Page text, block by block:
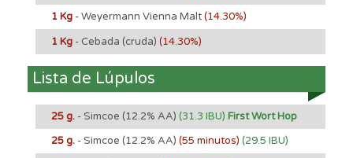
1 Kg - Weyermann Vienna Malt(14.30%)
1 Kg - Cebada (cruda) (14.30%)
Lista de Lúpulos
25 g. - Simcoe (12.2% AA) (31.3 IBU) First Wort Hop
25 g. - Simcoe (12.2% AA) (55 minutos) (29.5 IBU)